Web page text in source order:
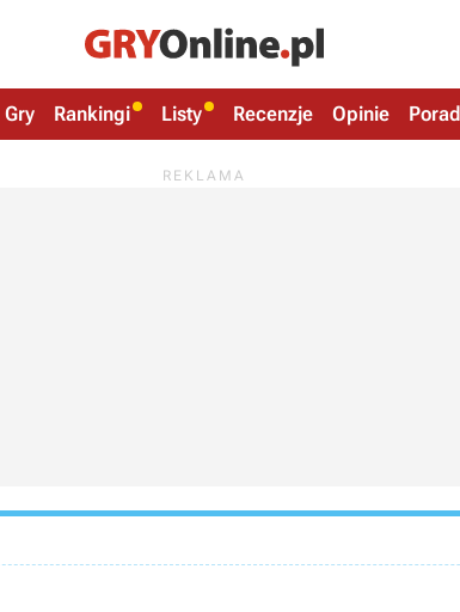
Gry Rankingi Listy Recenzje Opinie